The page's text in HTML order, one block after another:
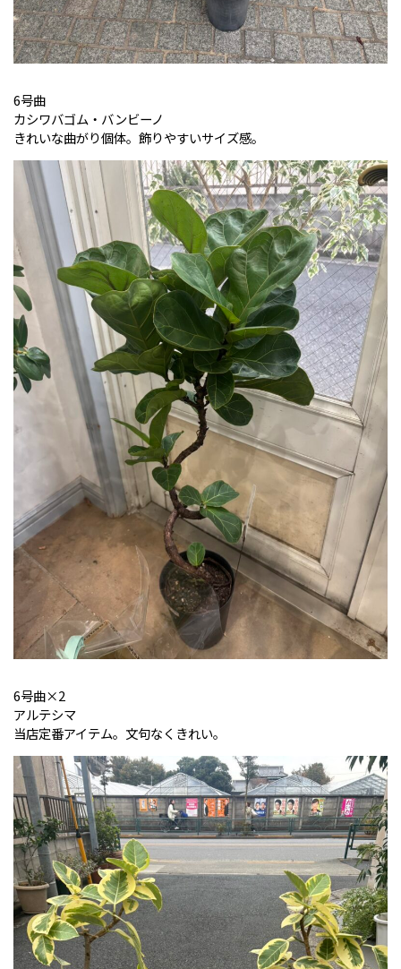
6号曲
カシワバゴム・バンビーノ
きれいな曲がり個体。飾りやすいサイズ感。
6号曲×2
アルテシマ
当店定番アイテム。文句なくきれい。